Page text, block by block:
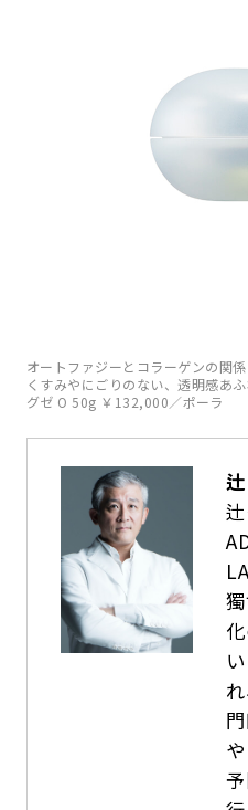
オートファジーとコラーゲンの関
くすみやにごりのない、透明感あ
グゼ O 50g ￥132,000／ポーラ